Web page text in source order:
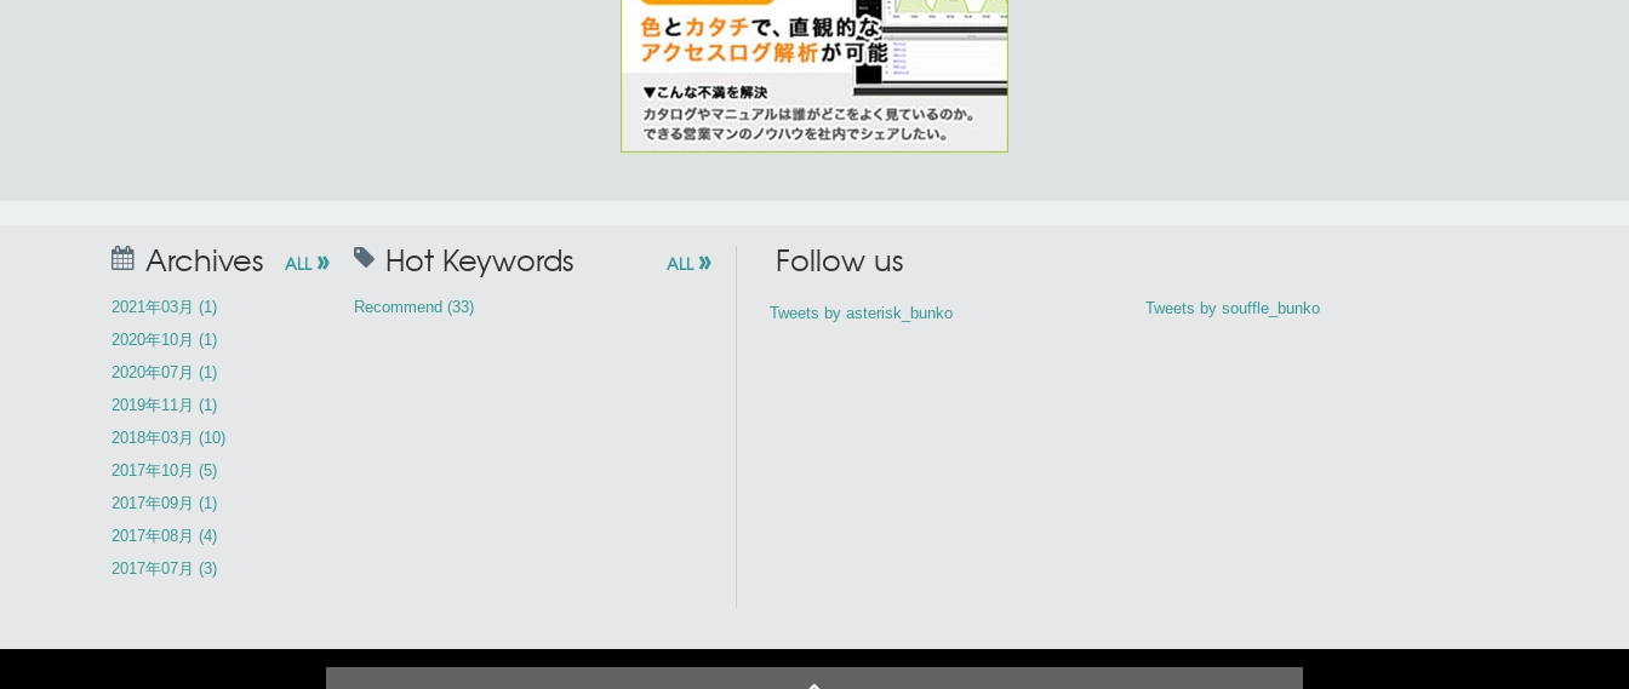
Archives ALL »
2021年03月 (1)
2020年10月 (1)
2020年07月 (1)
2019年11月 (1)
2018年03月 (10)
2017年10月 (5)
2017年09月 (1)
2017年08月 (4)
2017年07月 (3)
Hot Keywords ALL »
Recommend (33)
Follow us
Tweets by asterisk_bunko Tweets by souffle_bunko